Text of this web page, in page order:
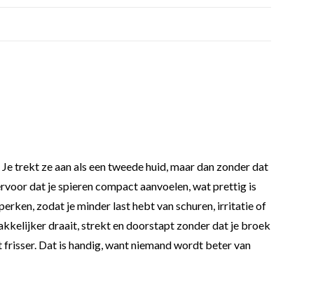
trekt ze aan als een tweede huid, maar dan zonder dat
dat je spieren compact aanvoelen, wat prettig is
zodat je minder last hebt van schuren, irritatie of
draait, strekt en doorstapt zonder dat je broek
Dat is handig, want niemand wordt beter van